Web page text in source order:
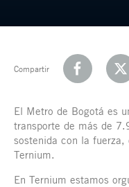
Compartir
El Metro de Bogotá es
transporte de más de
sostenida con la
Ternium.
En Ternium estamos